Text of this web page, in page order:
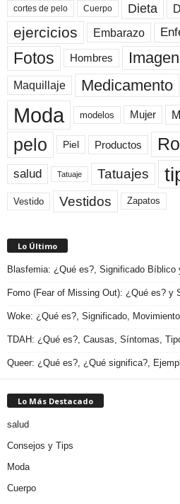
cortes de pelo Cuerpo Dieta
ejercicios Embarazo
Fotos Hombres
Maquillaje Medicamento
Moda modelos Mujer
pelo Piel Productos
salud Tatuaje Tatuajes
Vestido Vestidos Zapatos
Lo Último
Blasfemia: ¿Qué es?, Significado Bíblico
Fomo (Fear of Missing Out): ¿Qué es? y
Woke: ¿Qué es?, Significado,
TDAH: ¿Qué es?, Causas, Síntomas,
Queer: ¿Qué es?, ¿Qué significa?,
Lo Más Destacado
salud
Consejos y Tips
Moda
Cuerpo